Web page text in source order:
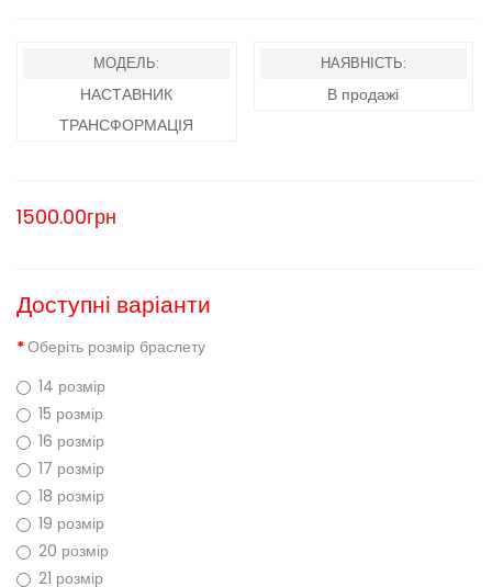
МОДЕЛЬ:
НАСТАВНИК
ТРАНСФОРМАЦІЯ
НАЯВНІСТЬ:
В продажі
1500.00грн
Доступні варіанти
Оберіть розмір браслету
14 розмір
15 розмір
16 розмір
17 розмір
18 розмір
19 розмір
20 розмір
21 розмір